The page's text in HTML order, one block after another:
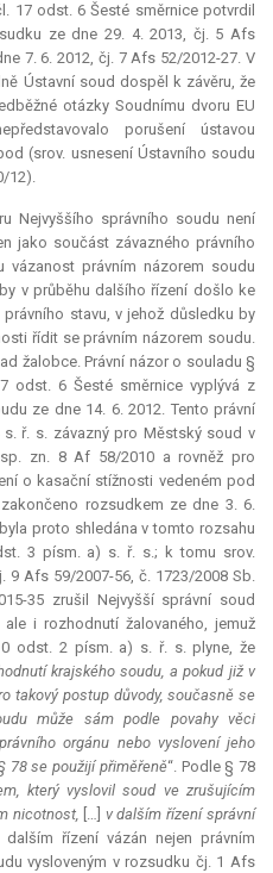
17 odst. 6 Šesté směrnice potvrdil
ze dne 29. 4. 2013, čj. 5 Afs
7. 6. 2012, čj. 7 Afs 52/2012-27. V
Ústavní soud dospěl k závěru, že
otázky Soudnímu dvoru EU
porušení ústavou
(srov. usnesení Ústavního soudu
12).
Nejvyššího správního soudu není
jako součást závazného právního
právním názorem soudu
v průběhu dalšího řízení došlo ke
stavu, v jehož důsledku by
řídit se právním názorem soudu.
žalobce. Právní názor o souladu §
odst. 6 Šesté směrnice vyplývá z
ze dne 14. 6. 2012. Tento právní
ř. s. závazný pro Městský soud v
zn. 8 Af 58/2010 a rovněž pro
o kasační stížnosti vedeném pod
rozsudkem ze dne 3. 6.
proto shledána v tomto rozsahu
3 písm. a) s. ř. s.; k tomu srov.
9 Afs 59/2007-56, č. 1723/2008 Sb.
35 zrušil Nejvyšší správní soud
i rozhodnutí žalovaného, jemuž
odst. 2 písm. a) s. ř. s. plyne, že
krajského soudu, a pokud již v
takový postup důvody, současně se
může sám podle povahy věci
orgánu nebo vyslovení jeho
78 se použijí přiměřeně“. Podle § 78
který vyslovil soud ve zrušujícím
nicotnost, […] v dalším řízení správní
řízení vázán nejen právním
vysloveným v rozsudku čj. 1 Afs